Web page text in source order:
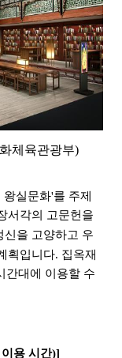
체육관광부)
실문화'를 주제
서각의 고문헌을
신을 고양하고 우
획입니다. 집옥재
간대에 이용할 수
용 시간)]